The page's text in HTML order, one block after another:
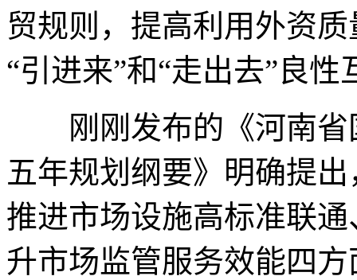
贸规则，提高利用外资
“引进来”和“走出去”良
刚刚发布的《河南省
五年规划纲要》明确提
推进市场设施高标准联
升市场监管服务效能四